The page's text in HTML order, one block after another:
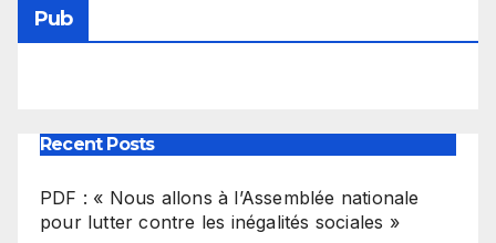
Pub
Recent Posts
PDF : « Nous allons à l’Assemblée nationale
pour lutter contre les inégalités sociales »